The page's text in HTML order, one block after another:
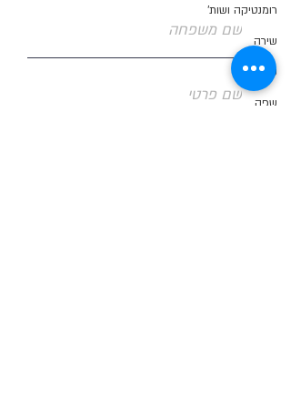
רומנטיקה ושות'
שירה
שעשועים
שפה